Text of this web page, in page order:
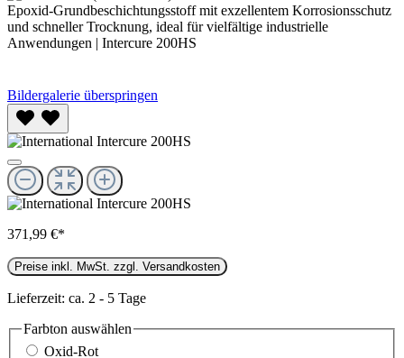
Epoxid-Grundbeschichtungsstoff mit exzellentem Korrosionsschutz
und schneller Trocknung, ideal für vielfältige industrielle
Anwendungen | Intercure 200HS
Bildergalerie überspringen
371,99 €*
Preise inkl. MwSt. zzgl. Versandkosten
Lieferzeit: ca. 2 - 5 Tage
Farbton auswählen
Oxid-Rot